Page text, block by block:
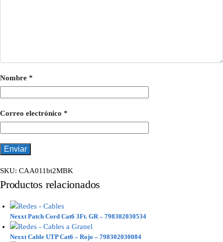
Nombre *
Correo electrónico *
SKU: CAA011bt2MBK
Productos relacionados
Nexxt Patch Cord Cat6 3Ft. GR – 798302030534
Nexxt Cable UTP Cat6 – Rojo – 798302030084